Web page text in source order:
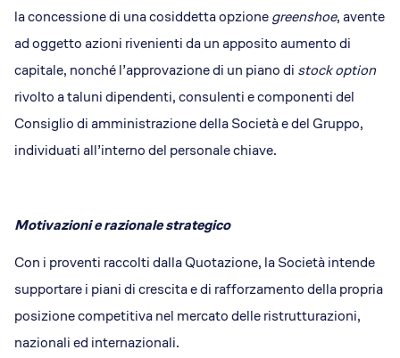
la concessione di una cosiddetta opzionegreenshoe, avente
ad oggetto azioni rivenienti da un apposito aumento di
capitale, nonché l’approvazione di un piano di stock option
rivolto a taluni dipendenti, consulenti e componenti del
Consiglio di amministrazione della Società e del Gruppo,
individuati all’interno del personale chiave.
Motivazioni e razionale strategico
Con i proventi raccolti dalla Quotazione, la Società intende
supportare i piani di crescita e di rafforzamento della propria
posizione competitiva nel mercato delle ristrutturazioni,
nazionali ed internazionali.